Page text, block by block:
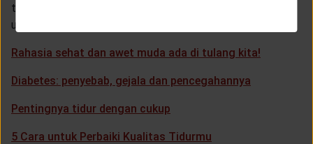
tentang bagaimana tetap sehat di usia lanjut dan tips
untuk selalu awet muda disini:
Rahasia sehat dan awet muda ada di tulang kita!
Diabetes: penyebab, gejala dan pencegahannya
Pentingnya tidur dengan cukup
5 Cara untuk Perbaiki Kualitas Tidurmu